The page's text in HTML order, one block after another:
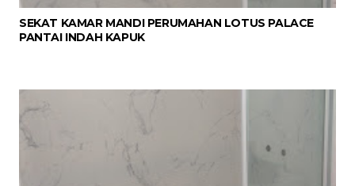
SEKAT KAMAR MANDI PERUMAHAN LOTUS PALACE
PANTAI INDAH KAPUK